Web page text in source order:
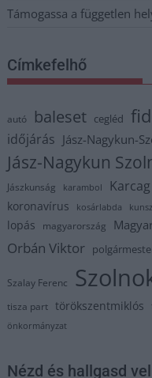
Támogassa a független
Címkefelhő
autó baleset cegléd
időjárás Jász-Nagykun-
Jász-Nagykun
Jászkunság karambol Karcag
koronavírus kosárlabda
lopás magyarország
Orbán Viktor
Szalay Ferenc
tisza part törökszentmiklós
önkormányzat
Nézd és hallgasd